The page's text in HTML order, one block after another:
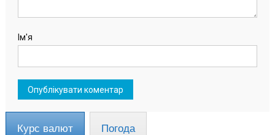
Ім'я
Курс валют Погода